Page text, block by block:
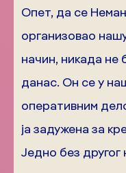
Опет, да се
организовао
начин, никада
данас. Он се у
оперативним
ја задужена за
Једно без другог